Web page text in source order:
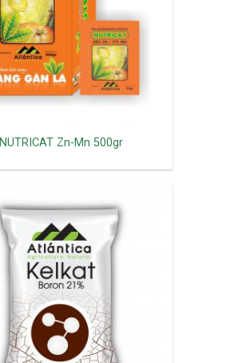
NUTRICAT Zn-Mn 500gr